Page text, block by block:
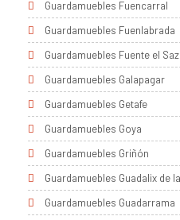
Guardamuebles Fuencarral
Guardamuebles Fuenlabrada
Guardamuebles Fuente el
Guardamuebles Galapagar
Guardamuebles Getafe
Guardamuebles Goya
Guardamuebles Griñón
Guardamuebles Guadalix de
Guardamuebles Guadarrama